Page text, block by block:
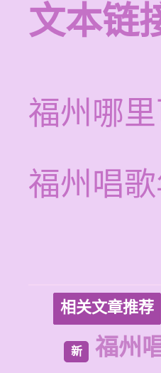
文本链
福州哪
福州唱
相关文章推荐
新 福州